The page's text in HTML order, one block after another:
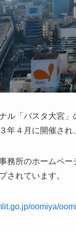
ル「バスタ大宮
年４月に開催さ
務所のホームペ
されています。
oomiya/